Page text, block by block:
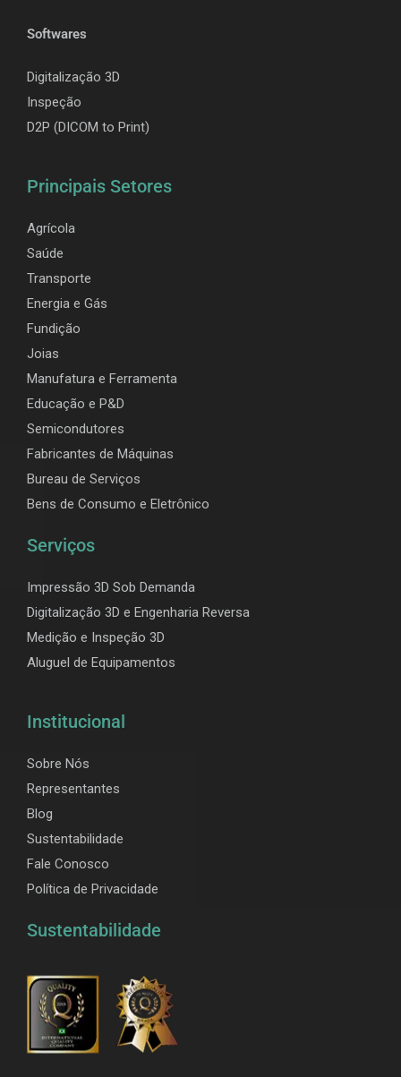
Softwares
Digitalização 3D
Inspeção
D2P (DICOM to Print)
Principais Setores
Agrícola
Saúde
Transporte
Energia e Gás
Fundição
Joias
Manufatura e Ferramenta
Educação e P&D
Semicondutores
Fabricantes de Máquinas
Bureau de Serviços
Bens de Consumo e Eletrônico
Serviços
Impressão 3D Sob Demanda
Digitalização 3D e Engenharia Reversa
Medição e Inspeção 3D
Aluguel de Equipamentos
Institucional
Sobre Nós
Representantes
Blog
Sustentabilidade
Fale Conosco
Política de Privacidade
Sustentabilidade